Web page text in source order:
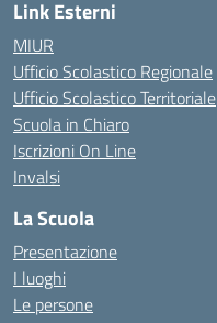
Link Esterni
MIUR
Ufficio Scolastico Regionale
Ufficio Scolastico Territoriale
Scuola in Chiaro
Iscrizioni On Line
Invalsi
La Scuola
Presentazione
I luoghi
Le persone